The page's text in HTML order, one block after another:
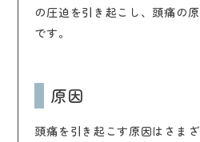
の圧迫を引き起こし、頭痛の
です。
原因
頭痛を引き起こす原因はさま